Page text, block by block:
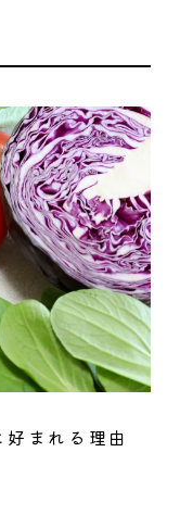
まれる理由